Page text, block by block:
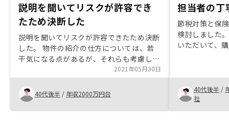
説明を聞いてリスクが許容でき
たため決断した
説明を聞いてリスクが許容できたため決断
した。 物件の紹介の仕方については、若
干気になる点があるが、それらも考慮して
自身で判断が必要。 他の方にも勧めてみ
たいが、勧められそうな知り合いがいな
い。 リスクの説明も一通りいただき疑問
点については、しっかり説明していただけ
た。
2021年05月30日
40代後半 / 年収2000万円台
担当者の丁
節税対策と保
検討しました
いただいて、
じています。
保険などのコ
い。また、 一
がたい。
40代後半 /
社